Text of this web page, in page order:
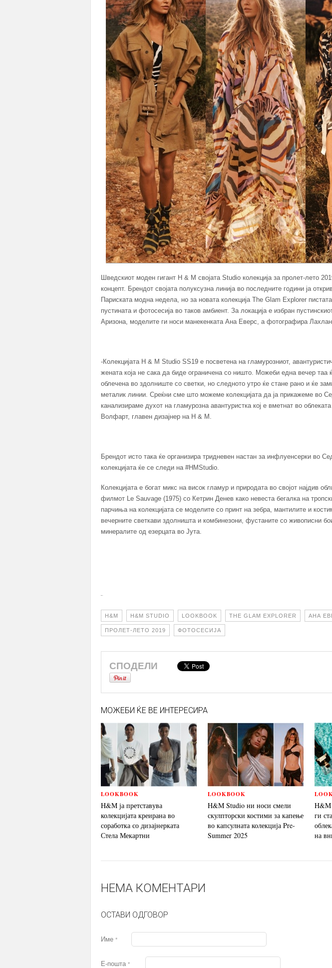
Шведскиот моден гигант H & M својата Studio колекција за пролет-лето
концепт. Брендот својата полуксузна линија во последните години ја
Париската модна недела, но за новата колекција The Glam Explorer
пустината и фотосесија во таков амбиент. За локација е избран
Аризона, моделите ги носи манекенката Ана Еверс, а фотографира
-Колекцијата H & M Studio SS19 е посветена на гламурозниот,
жената која не сака да биде ограничена со ништо. Можеби една вечер таа
облечена во здолниште со светки, но следното утро ќе стане рано и ќе
металик линии. Среќни сме што можеме колекцијата да ја прикажеме во
канализираме духот на гламурозна авантуристка кој е вметнат во
Волфарт, главен дизајнер на H & М.
Брендот исто така ќе организира тридневен настан за инфлуенсерки во
колекцијата ќе се следи на #HMStudio.
Колекцијата е богат микс на висок гламур и природата во својот најдив
филмот Le Sauvage (1975) со Кетрин Денев како невеста бегалка на
парчиња на колекцијата се моделите со принт на зебра, мантилите и
вечерните светкави здолништа и комбинезони, фустаните со живописни
минералите од езерцата во Јута.
H&M H&M STUDIO LOOKBOOK THE GLAM EXPLORER АНА
ПРОЛЕТ-ЛЕТО 2019 ФОТОСЕСИЈА
СПОДЕЛИ
МОЖЕБИ ЌЕ ВЕ ИНТЕРЕСИРА
LOOKBOOK
H&M ја претставува
колекцијата креирана во
соработка со дизајнерката
Стела Мекартни
LOOKBOOK
H&M Studio ни носи смели
скулпторски костими за капење
во капсулната колекција Pre-
Summer 2025
H&M
ги
на
НЕМА КОМЕНТАРИ
ОСТАВИ ОДГОВОР
Име *
Е-пошта *